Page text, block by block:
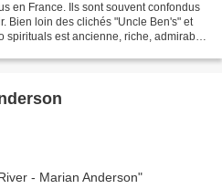
en France. Ils sont souvent confondus
Bien loin des clichés "Uncle Ben's" et
spirituals est ancienne, riche, admirable.